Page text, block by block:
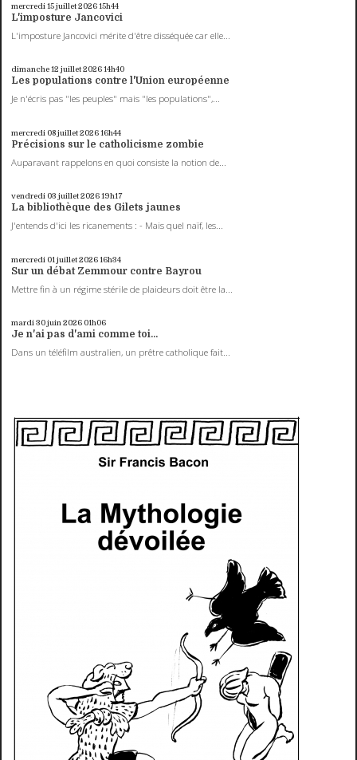
mercredi 15juillet 202615h44
L'imposture Jancovici
L'imposture Jancovici mérite d'être disséquée car elle...
dimanche 12 juillet 202614h40
Les populations contre l'Union européenne
Je n'écris pas "les peuples" mais "les populations",...
mercredi 08juillet 202616h44
Précisions sur le catholicisme zombie
Auparavant rappelons en quoi consiste la notion de...
vendredi 03 juillet 202619h17
La bibliothèque des Gilets jaunes
J'entends d'ici les ricanements : - Mais quel naïf, les...
mercredi 01 juillet 202616h34
Sur un débat Zemmour contre Bayrou
Mettre fin à un régime stérile de plaideurs doit être la...
mardi 30juin 2026 01h06
Je n'ai pas d'ami comme toi...
Dans un téléfilm australien, un prêtre catholique fait...